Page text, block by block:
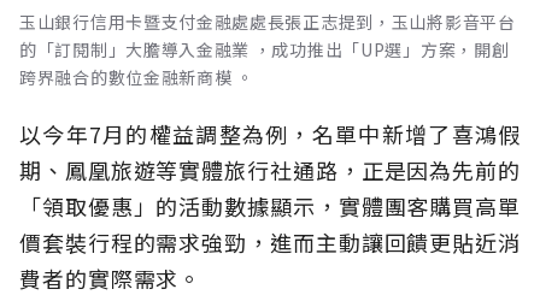
玉山銀行信用卡暨支付金融處處長張正志提到，玉山將影音平台
的「訂閱制」大膽導入金融業 ，成功推出「UP選」方案，開創
跨界融合的數位金融新商模 。
以今年7月的權益調整為例，名單中新增了喜鴻假
期、鳳凰旅遊等實體旅行社通路，正是因為先前的
「領取優惠」的活動數據顯示，實體團客購買高單
價套裝行程的需求強勁，進而主動讓回饋更貼近消
費者的實際需求。